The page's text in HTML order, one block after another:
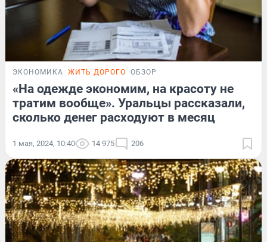
ЭКОНОМИКА ЖИТЬ ДОРОГО ОБЗОР
«На одежде экономим, на красоту не
тратим вообще». Уральцы рассказали,
сколько денег расходуют в месяц
1 мая, 2024, 10:40 14 975 206